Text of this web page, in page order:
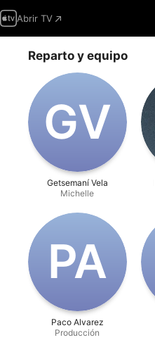
Abrir TV
Reparto y equipo
G‌V
Getsemaní Vela
Michelle
P‌A
Paco Alvarez
Producción